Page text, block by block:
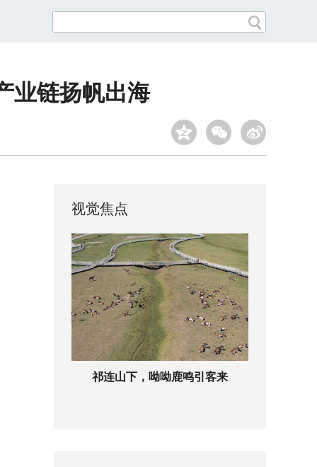
业链扬帆出海
视觉焦点
祁连山下，呦呦鹿鸣引客来